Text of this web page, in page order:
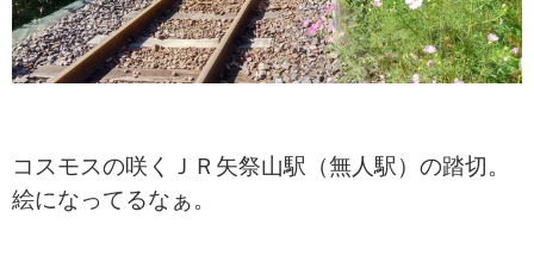
コスモスの咲くＪＲ矢祭山駅（無人駅）の踏切。
絵になってるなぁ。